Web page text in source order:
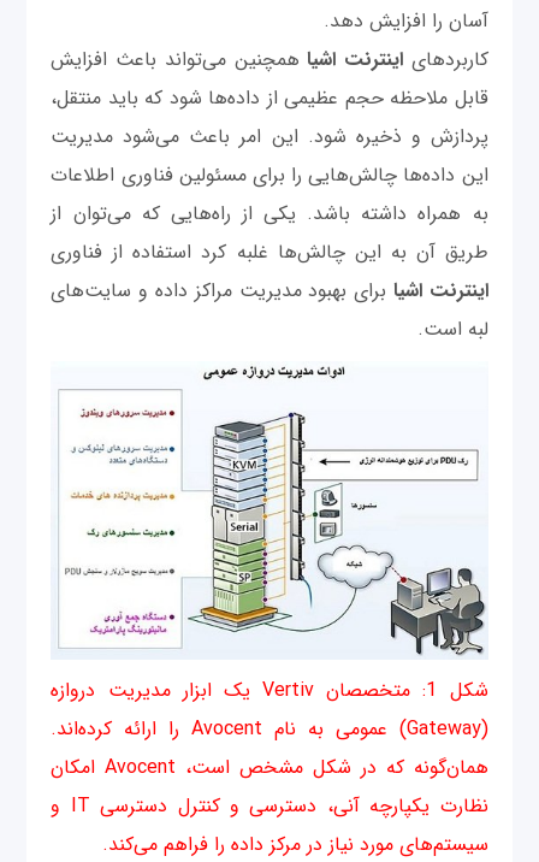
آسان را افزایش دهد.
کاربردهایاینترنت اشیا همچنین می‌تواند باعث افزایش
قابل ملاحظه حجم عظیمی‌ از داده‌ها شود که باید منتقل،
پردازش و ذخیره شود. این امر باعث می‌شود مدیریت
این داده‌ها چالش‌هایی را برای مسئولین فناوری اطلاعات
به همراه داشته باشد. یکی از راه‌هایی که می‌توان از
طریق آن به این چالش‌ها غلبه کرد استفاده از فناوری
اینترنت اشیا برای بهبود مدیریت مراکز داده و سایت‌های
لبه است.
شکل 1: متخصصان Vertiv یک ابزار مدیریت دروازه
(Gateway) عمومی‌ به نام Avocent را ارائه کرده‌اند.
همان‌گونه که در شکل مشخص است، Avocent امکان
نظارت یکپارچه آنی، دسترسی و کنترل دسترسی IT و
سیستم‌های مورد نیاز در مركز داده را فراهم می‌کند.